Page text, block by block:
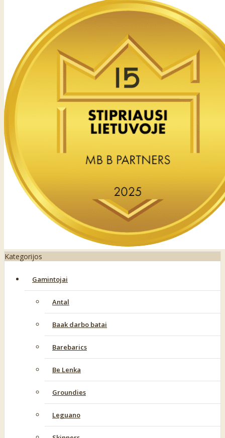
Kategorijos
Gamintojai
Antal
Baak darbo batai
Barebarics
Be Lenka
Groundies
Leguano